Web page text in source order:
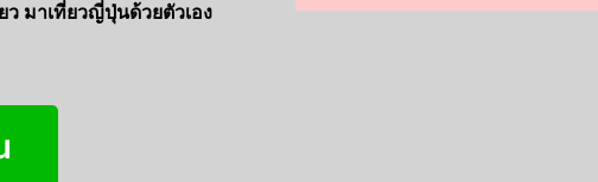
มาเที่ยวญี่ปุ่นด้วยตัวเอง